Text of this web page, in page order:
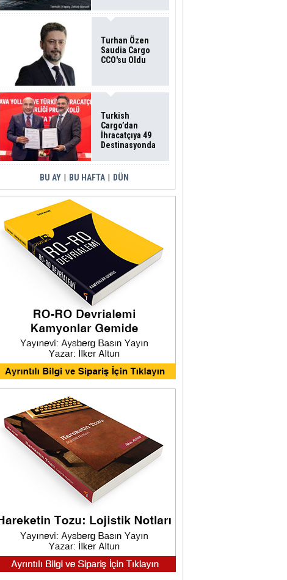
Durumu Ağır
Turhan Özen
Saudia Cargo
CCO'su Oldu
Turkish
Cargo’dan
İhracatçıya 49
Destinasyonda
BU AY BU HAFTA DÜN